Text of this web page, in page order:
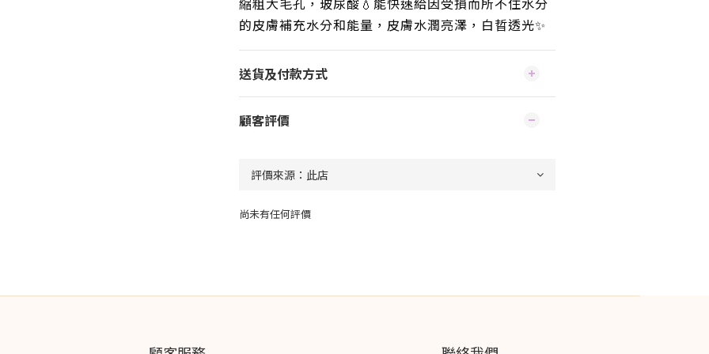
的皮膚補充水分和能量，皮膚水潤亮澤，白晢透光✨
送貨及付款方式
顧客評價
尚未有任何評價